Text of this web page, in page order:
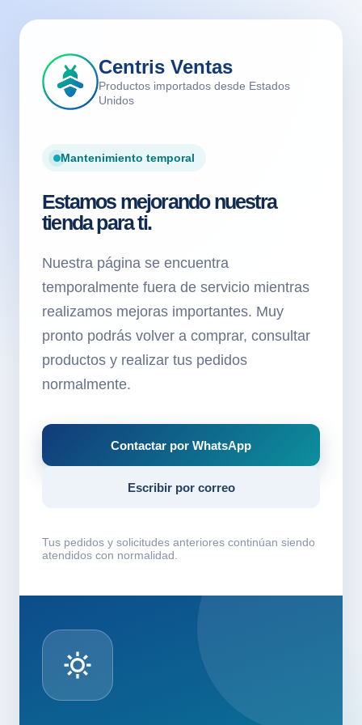
Centris Ventas
Productos importados desde Estados
Unidos
Mantenimiento temporal
Estamos mejorando nuestra
tienda para ti.
Nuestra página se encuentra
temporalmente fuera de servicio mientras
realizamos mejoras importantes. Muy
pronto podrás volver a comprar, consultar
productos y realizar tus pedidos
normalmente.
Contactar por WhatsApp
Escribir por correo
Tus pedidos y solicitudes anteriores continúan siendo
atendidos con normalidad.